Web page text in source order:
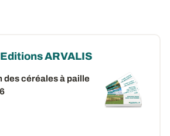
ARVALIS
des céréales à paille